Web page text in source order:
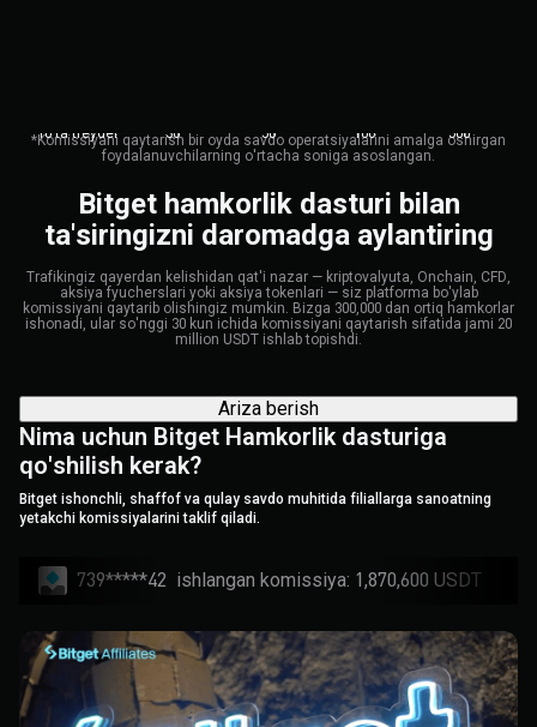
10 ta treyder 30 50 100 500
*Komissiyani qaytarish bir oyda savdo operatsiyalarini amalga oshirgan
foydalanuvchilarning o'rtacha soniga asoslangan.
Bitget hamkorlik dasturi bilan
ta'siringizni daromadga aylantiring
Trafikingiz qayerdan kelishidan qat'i nazar — kriptovalyuta, Onchain, CFD,
aksiya fyucherslari yoki aksiya tokenlari — siz platforma bo'ylab
komissiyani qaytarib olishingiz mumkin. Bizga 300,000 dan ortiq hamkorlar
ishonadi, ular so'nggi 30 kun ichida komissiyani qaytarish sifatida jami 20
million USDT ishlab topishdi.
Ariza berish
Nima uchun Bitget Hamkorlik dasturiga
qo'shilish kerak?
Bitget ishonchli, shaffof va qulay savdo muhitida filiallarga sanoatning
yetakchi komissiyalarini taklif qiladi.
739*****42 ishlangan komissiya: 1,870,600 USDT